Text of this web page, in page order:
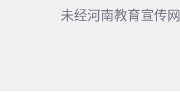
未经河南教育宣传